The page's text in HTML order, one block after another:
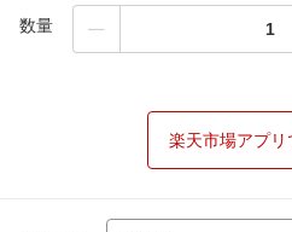
数量
楽天市場アプリ